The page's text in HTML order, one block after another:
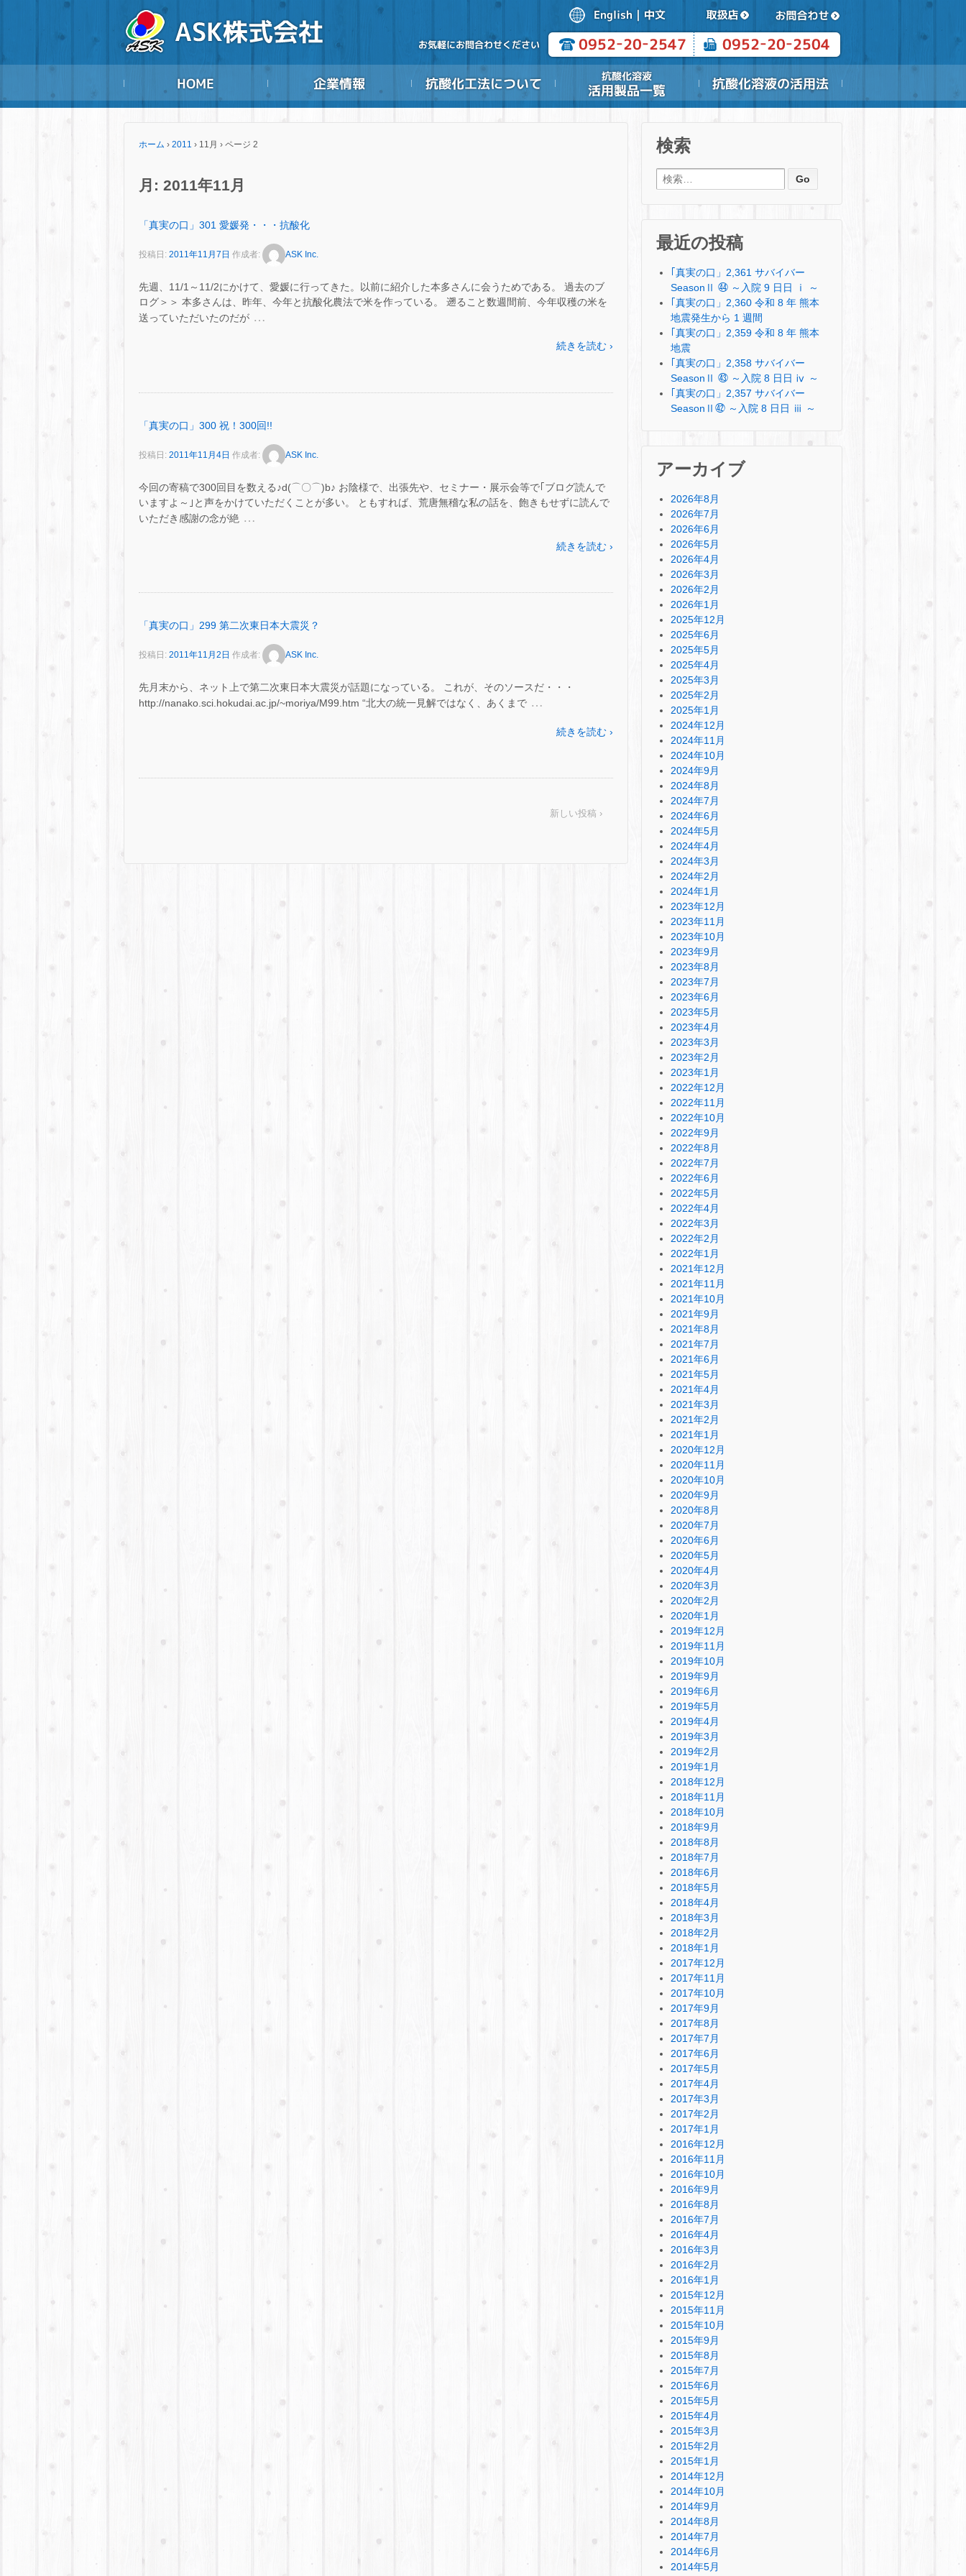
ホーム › 2011 › 11月 › ページ 2
月: 2011年11月
「真実の口」301 愛媛発・・・抗酸化
投稿日: 2011年11月7日 作成者: ASK Inc.
先週、11/1～11/2にかけて、愛媛に行ってきた。以前に紹介した本多さんに会うためである。 過去のブ
ログ＞＞ 本多さんは、昨年、今年と抗酸化農法で米を作っている。 遡ること数週間前、今年収穫の米を
送っていただいたのだが …
続きを読む ›
「真実の口」300 祝！300回!!
投稿日: 2011年11月4日 作成者: ASK Inc.
今回の寄稿で300回目を数える♪d(⌒〇⌒)b♪ お陰様で、出張先や、セミナー・展示会等で｢ブログ読んで
いますよ～｣と声をかけていただくことが多い。 ともすれば、荒唐無稽な私の話を、飽きもせずに読んで
いただき感謝の念が絶 …
続きを読む ›
「真実の口」299 第二次東日本大震災？
投稿日: 2011年11月2日 作成者: ASK Inc.
先月末から、ネット上で第二次東日本大震災が話題になっている。 これが、そのソースだ・・・
http://nanako.sci.hokudai.ac.jp/~moriya/M99.htm “北大の統一見解ではなく、あくまで …
続きを読む ›
新しい投稿 ›
検索
検索:
最近の投稿
｢真実の口」2,361 サバイバー
SeasonⅡ ㊹ ～入院 9 日日 ⅰ ～
｢真実の口」2,360 令和 8 年 熊本
地震発生から 1 週間
｢真実の口」2,359 令和 8 年 熊本
地震
｢真実の口」2,358 サバイバー
SeasonⅡ ㊸ ～入院 8 日日 ⅳ ～
｢真実の口」2,357 サバイバー
SeasonⅡ㊷ ～入院 8 日日 ⅲ ～
アーカイブ
2026年8月
2026年7月
2026年6月
2026年5月
2026年4月
2026年3月
2026年2月
2026年1月
2025年12月
2025年6月
2025年5月
2025年4月
2025年3月
2025年2月
2025年1月
2024年12月
2024年11月
2024年10月
2024年9月
2024年8月
2024年7月
2024年6月
2024年5月
2024年4月
2024年3月
2024年2月
2024年1月
2023年12月
2023年11月
2023年10月
2023年9月
2023年8月
2023年7月
2023年6月
2023年5月
2023年4月
2023年3月
2023年2月
2023年1月
2022年12月
2022年11月
2022年10月
2022年9月
2022年8月
2022年7月
2022年6月
2022年5月
2022年4月
2022年3月
2022年2月
2022年1月
2021年12月
2021年11月
2021年10月
2021年9月
2021年8月
2021年7月
2021年6月
2021年5月
2021年4月
2021年3月
2021年2月
2021年1月
2020年12月
2020年11月
2020年10月
2020年9月
2020年8月
2020年7月
2020年6月
2020年5月
2020年4月
2020年3月
2020年2月
2020年1月
2019年12月
2019年11月
2019年10月
2019年9月
2019年6月
2019年5月
2019年4月
2019年3月
2019年2月
2019年1月
2018年12月
2018年11月
2018年10月
2018年9月
2018年8月
2018年7月
2018年6月
2018年5月
2018年4月
2018年3月
2018年2月
2018年1月
2017年12月
2017年11月
2017年10月
2017年9月
2017年8月
2017年7月
2017年6月
2017年5月
2017年4月
2017年3月
2017年2月
2017年1月
2016年12月
2016年11月
2016年10月
2016年9月
2016年8月
2016年7月
2016年4月
2016年3月
2016年2月
2016年1月
2015年12月
2015年11月
2015年10月
2015年9月
2015年8月
2015年7月
2015年6月
2015年5月
2015年4月
2015年3月
2015年2月
2015年1月
2014年12月
2014年10月
2014年9月
2014年8月
2014年7月
2014年6月
2014年5月